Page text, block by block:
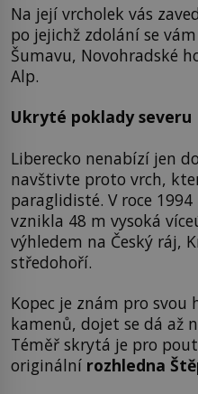
Na její vrcholek vás
po jejichž zdolání se
Šumavu, Novohradské
Alp.
Ukryté poklady severu
Liberecko nenabízí jen
navštivte proto vrch,
paraglidisté. V roce 1994
vznikla 48 m vysoká
výhledem na Český ráj,
středohoří.
Kopec je znám pro
kamenů, dojet se dá až
Téměř skrytá je pro
originální rozhledna